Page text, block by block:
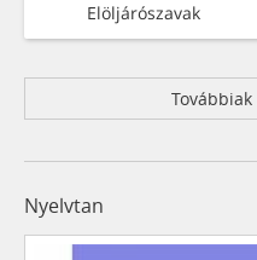
Elöljárószavak
Nyelvtan